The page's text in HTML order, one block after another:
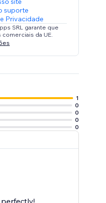
suporte
Privacidade
SRL garante que
da UE.
1
0
0
0
0